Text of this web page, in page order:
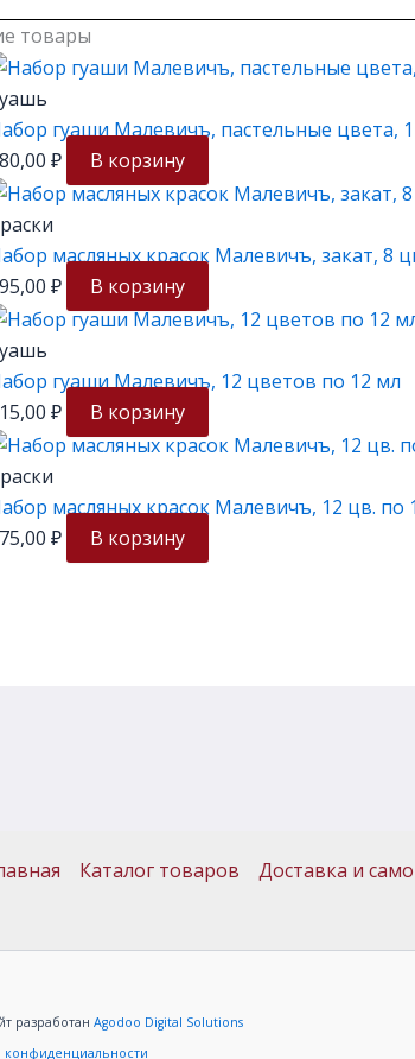
товары
гуаши Малевичъ, пастельные цвета,
₽ В корзину
масляных красок Малевичъ, закат, 8
₽ В корзину
гуаши Малевичъ, 12 цветов по 12 мл
₽ В корзину
масляных красок Малевичъ, 12 цв. по
₽ В корзину
Каталог товаров Доставка и
разработанAgodoo Digital Solutions
конфиденциальности